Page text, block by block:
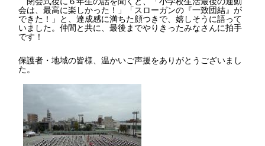
会は、最高に楽しかった！」「スローガンの『一致団結』が
できた！」と、達成感に満ちた顔つきで、嬉しそうに語って
いました。仲間と共に、最後までやりきったみなさんに拍手
です！
保護者・地域の皆様、温かいご声援をありがとうございまし
た。